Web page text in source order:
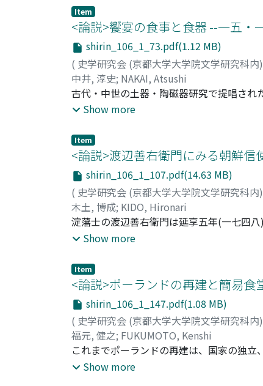
一方で、羊や香料・香辛料の登場が目立つ
る甘菓子などは、同時代のエジプトやイラ
アの料理は一変したが、そうした変化を
る。一三世紀のラスール朝宮廷料理は単独
Item
<論説>饗宴の食事と食器 --一五・
shirin_106_1_73.pdf(1.12 MB)
( 史学研究会 (京都大学大学院文学研究科内)
中井, 淳史; NAKAI, Atsushi
古代・中世の土器・陶磁器研究で提唱され
な文脈と関連づけて意義が論じられてきた
あったこと、武家の饗宴では土師器皿が多
が明らかになった。武家や寺院が土師器皿
けていた。古代の食器にみられた身分表
磁器が多い実態との整合的説明は課題であ
る。
Show more
Item
<論説>渡辺善右衛門にみる朝鮮信
shirin_106_1_107.pdf(14.63 MB)
( 史学研究会 (京都大学大学院文学研究科内)
木土, 博成; KIDO, Hironari
淀藩士の渡辺善右衛門は延享五年(一七四
材の調達を含む、足かけ三年に及ぶ馳走の
朝鮮側)という軸だけではみえてこない面
礼」視したが、そのような「不礼」を朝鮮
に重要であったのは、信使からの評判で
は、かならずしも将軍権威を高める方向に
Show more
Item
<論説>ポーランドの再建と簡易食
shirin_106_1_147.pdf(1.08 MB)
( 史学研究会 (京都大学大学院文学研究科内)
福元, 健之; FUKUMOTO, Kenshi
これまでポーランドの再建は、国家の独立
チ市の簡易食堂に焦点を当てることで従来
Show more